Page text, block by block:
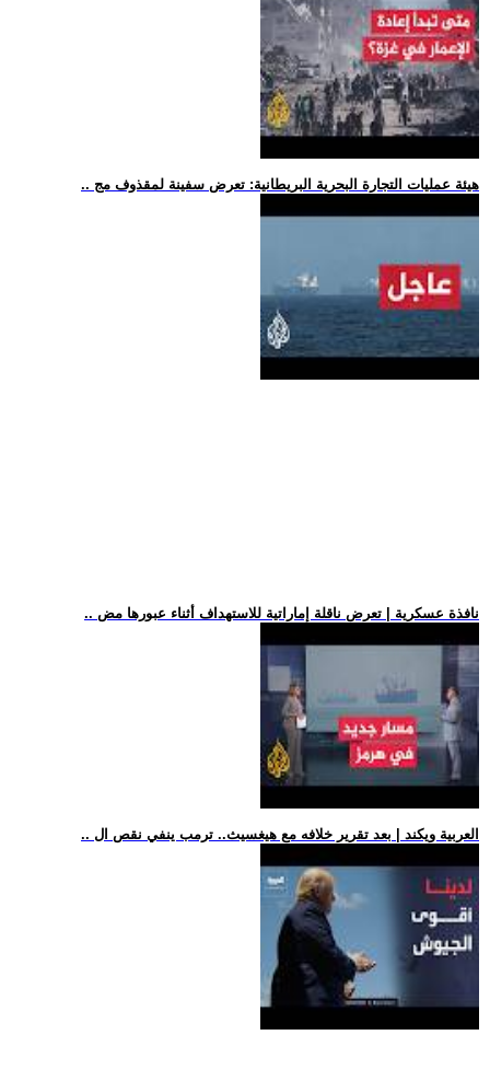
.. هيئة عمليات التجارة البحرية البريطانية: تعرض سفينة لمقذوف مج
.. نافذة عسكرية | تعرض ناقلة إماراتية للاستهداف أثناء عبورها مض
.. العربية ويكند | بعد تقرير خلافه مع هيغسيث.. ترمب ينفي نقص ال